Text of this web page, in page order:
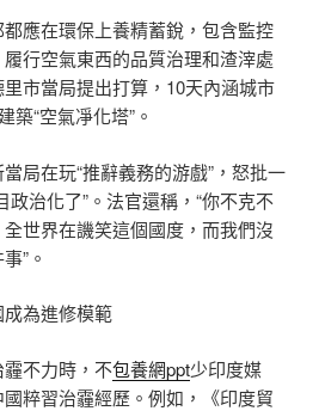
應在環保上養精蓄銳，包含監控
行空氣東西的品質治理和渣滓處
市當局提出打算，10天內涵城市
建築“空氣凈化塔”。
局在玩“推辭義務的游戲”，怒批一
政治化了”。法官還稱，“你不克不
世界在譏笑這個國度，而我們沒
”。
為進修模範
不力時，不包養網ppt少印度媒
粹習治霾經歷。例如，《印度貿